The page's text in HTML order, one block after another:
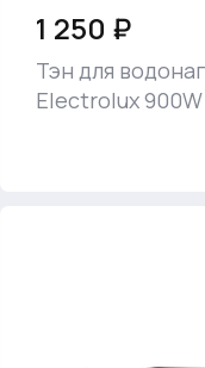
1 250 ₽
Тэн для
Electrolux 900W